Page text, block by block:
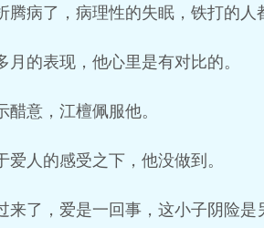
病了，病理性的失眠，铁打的人
的表现，他心里是有对比的。
意，江檀佩服他。
人的感受之下，他没做到。
了，爱是一回事，这小子阴险是